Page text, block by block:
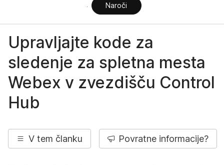
Naroči
Upravljajte kode za
sledenje za spletna mesta
Webex v zvezdišču Control
Hub
V tem članku Povratne informacije?